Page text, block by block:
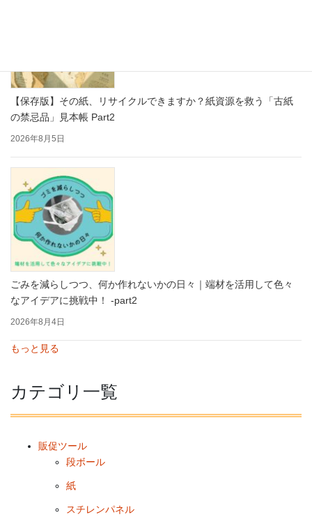
【保存版】その紙、リサイクルできますか？紙資源を救う「古紙
の禁忌品」見本帳 Part2
2026年8月5日
ごみを減らしつつ、何か作れないかの日々｜端材を活用して色々
なアイデアに挑戦中！ -part2
2026年8月4日
もっと見る
カテゴリ一覧
販促ツール
段ボール
紙
スチレンパネル